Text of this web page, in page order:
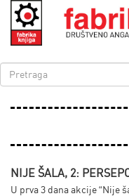
NIJE ŠALA, 2:
U prva 3 dana akcije “Nije